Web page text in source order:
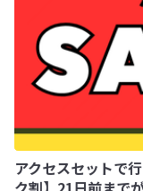
アクセスセットで